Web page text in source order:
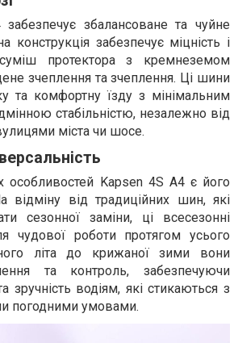
збалансоване та чуйне
конструкція забезпечує міцність і
суміш протектора з кремнеземом
зчеплення та зчеплення. Ці шини
та комфортну їзду з мінімальним
стабільністю, незалежно від
міста чи шосе.
особливостей Kapsen 4S A4 є його
відміну від традиційних шин, які
сезонної заміни, ці всесезонні
чудової роботи протягом усього
літа до крижаної зими вони
та контроль, забезпечуючи
зручність водіям, які стикаються з
погодними умовами.